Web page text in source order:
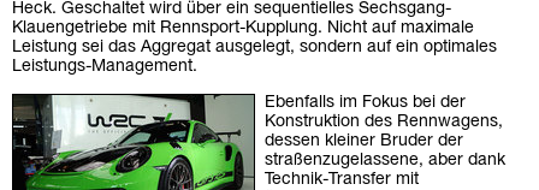
Heck. Geschaltet wird über ein sequentielles Sechsgang-
Klauengetriebe mit Rennsport-Kupplung. Nicht auf maximale
Leistung sei das Aggregat ausgelegt, sondern auf ein optimales
Leistungs-Management.
Ebenfalls im Fokus bei der
Konstruktion des Rennwagens,
dessen kleiner Bruder der
straßenzugelassene, aber dank
Technik-Transfer mit